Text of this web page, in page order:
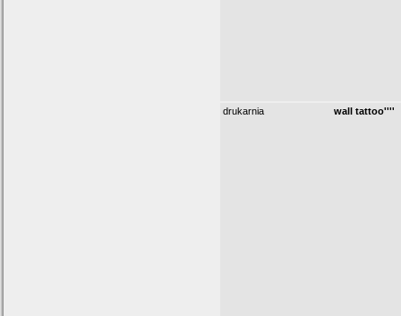
drukarnia wall tattoo''''